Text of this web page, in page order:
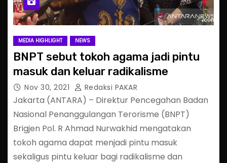
MEDIA HIGHLIGHT NEWS
BNPT sebut tokoh agama jadi pintu
masuk dan keluar radikalisme
Nov 30, 2021 Redaksi PAKAR
Jakarta (ANTARA) – Direktur Pencegahan Badan
Nasional Penanggulangan Terorisme (BNPT)
Brigjen Pol. R Ahmad Nurwakhid mengatakan
tokoh agama dapat menjadi pintu masuk
sekaligus pintu keluar bagi radikalisme dan